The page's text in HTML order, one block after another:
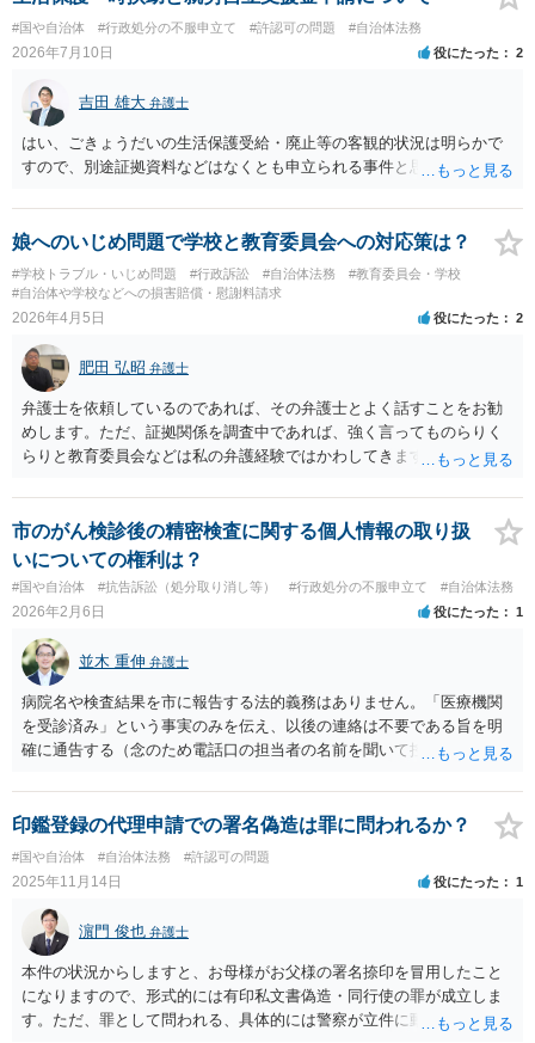
#国や自治体 #行政処分の不服申立て #許認可の問題 #自治体法務
2026年7月10日 役にたった 2
吉田 雄大 弁護士
はい、ごきょうだいの生活保護受給・廃止等の客観的状況は明らかで
すので、別途証拠資料などはなくとも申立られる事件と思います。
娘へのいじめ問題で学校と教育委員会への対応策は？
#学校トラブル・いじめ問題 #行政訴訟 #自治体法務
#教育委員会・学校
#自治体や学校などへの損害賠償・慰謝料請求
2026年4月5日 役にたった 2
肥田 弘昭 弁護士
弁護士を依頼しているのであれば、その弁護士とよく話すことをお勧
めします。ただ、証拠関係を調査中であれば、強く言ってものらりく
らりと教育委員会などは私の弁護経験ではかわしてきますので、やは
います。現在調査中であれば、調査終了までまつのが良いと私は思い
ます。ご参考にしてください。
市のがん検診後の精密検査に関する個人情報の取り扱
いについての権利は？
#国や自治体 #抗告訴訟（処分取り消し等） #行政処分の不服申立て #自治体法務
2026年2月6日 役にたった 1
並木 重伸 弁護士
病院名や検査結果を市に報告する法的義務はありません。「医療機関
を受診済み」という事実のみを伝え、以後の連絡は不要である旨を明
確に通告する（念のため電話口の担当者の名前を聞いて控えておく）
印鑑登録の代理申請での署名偽造は罪に問われるか？
#国や自治体 #自治体法務 #許認可の問題
2025年11月14日 役にたった 1
濵門 俊也 弁護士
本件の状況からしますと、お母様がお父様の署名捺印を冒用したこと
になりますので、形式的には有印私文書偽造・同行使の罪が成立しま
す。ただ、罪として問われる、具体的には警察が立件に動くかという